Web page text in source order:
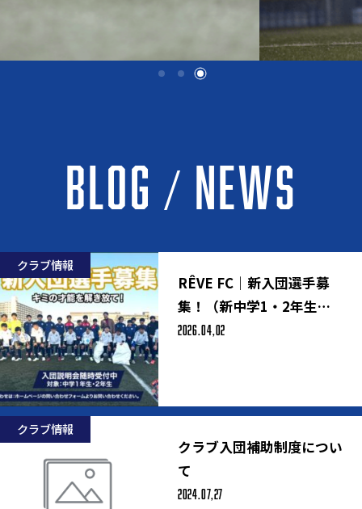
BLOG / NEWS
クラブ情報
RÊVE FC｜新入団選手募
集！（新中学1・2年生対
象）
2026.04,02
クラブ情報
クラブ入団補助制度につい
て
2024.07,27